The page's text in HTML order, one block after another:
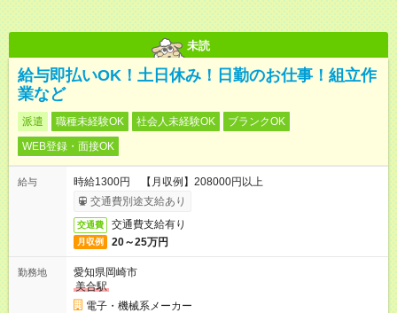
未読
給与即払いOK！土日休み！日勤のお仕事！組立作
業など
派遣 職種未経験OK 社会人未経験OK
ブランクOK
WEB登録・面接OK
給与
時給1300円 【月収例】208000円以上
交通費別途支給あり
交通費 交通費支給有り
月収例 20～25万円
勤務地
愛知県岡崎市
美合駅
電子・機械系メーカー